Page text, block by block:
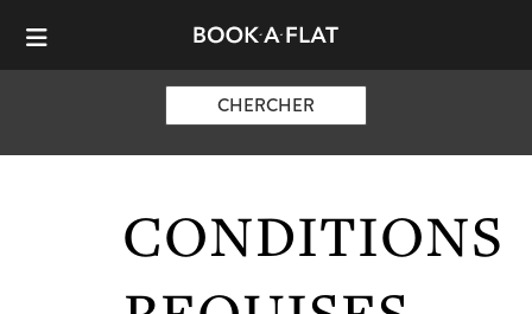
CHERCHER
CONDITIONS